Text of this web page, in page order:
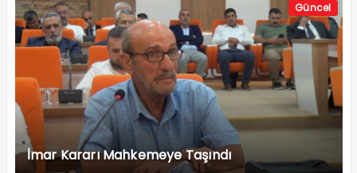
Güncel
İmar Kararı Mahkemeye Taşındı